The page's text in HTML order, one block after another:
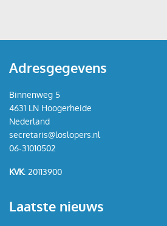
Adresgegevens
Binnenweg 5
4631 LN Hoogerheide
Nederland
secretaris@loslopers.nl
06-31010502
KVK: 20113900
Laatste nieuws